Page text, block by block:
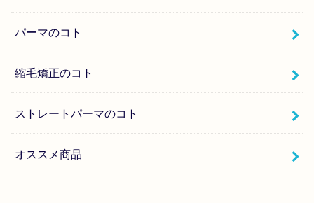
パーマのコト
縮毛矯正のコト
ストレートパーマのコト
オススメ商品